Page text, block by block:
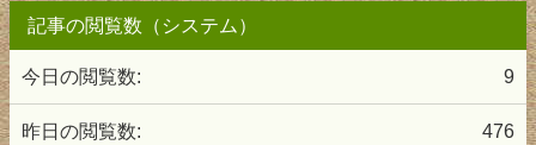
記事の閲覧数（システム）
9
今日の閲覧数:
476
昨日の閲覧数: